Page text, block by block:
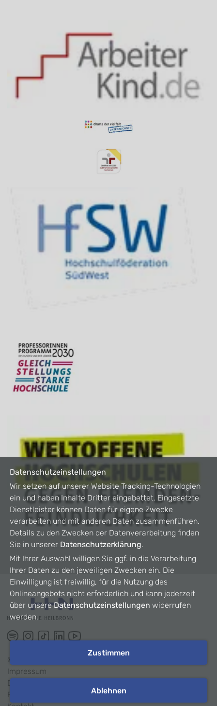
©
Impressum
Datenschutz
Barrierefreiheit
Datenschutzeinstellungen
Wir setzen auf unserer Website Tracking-Technologien
ein und haben Inhalte Dritter eingebettet. Eingesetzte
Dienstleister können Daten für eigene Zwecke
verarbeiten und mit anderen Daten zusammenführen.
Details zu den Zwecken der Datenverarbeitung finden
Sie in unserer Datenschutzerklärung.
Mit Ihrer Auswahl willigen Sie ggf. in die Verarbeitung
Ihrer Daten zu den jeweiligen Zwecken ein. Die
Einwilligung ist freiwillig, für die Nutzung des
Onlineangebots nicht erforderlich und kann jederzeit
über unsereDatenschutzeinstellungen widerrufen
werden.
Zustimmen
Ablehnen